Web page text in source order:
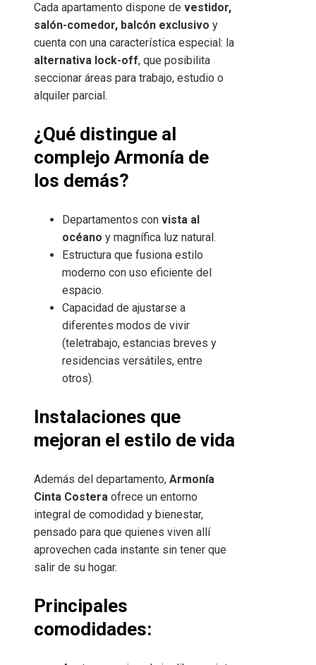
Cada apartamento dispone de vestidor,
salón-comedor, balcón exclusivo y
cuenta con una característica especial: la
alternativa lock-off, que posibilita
seccionar áreas para trabajo, estudio o
alquiler parcial.
¿Qué distingue al
complejo Armonía de
los demás?
Departamentos con vista al
océano y magnífica luz natural.
Estructura que fusiona estilo
moderno con uso eficiente del
espacio.
Capacidad de ajustarse a
diferentes modos de vivir
(teletrabajo, estancias breves y
residencias versátiles, entre
otros).
Instalaciones que
mejoran el estilo de vida
Además del departamento, Armonía
Cinta Costera ofrece un entorno
integral de comodidad y bienestar,
pensado para que quienes viven allí
aprovechen cada instante sin tener que
salir de su hogar.
Principales
comodidades: